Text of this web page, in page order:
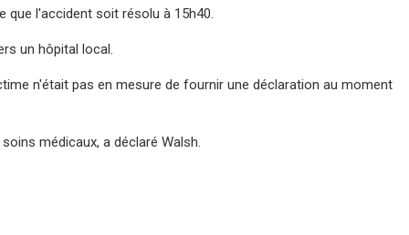
l'accident soit résolu à 15h40.
un hôpital local.
n'était pas en mesure de fournir une déclaration au moment
médicaux, a déclaré Walsh.